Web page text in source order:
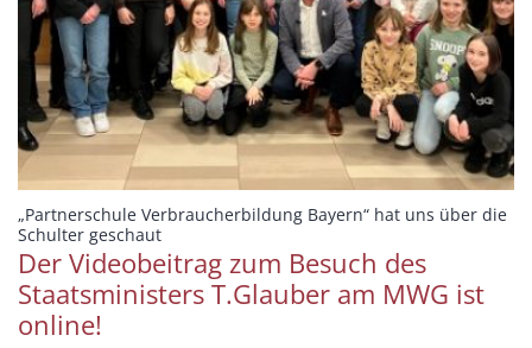
„Partnerschule Verbraucherbildung Bayern“ hat uns über die
Schulter geschaut:
Der Videobeitrag zum Besuch des
Staatsministers T.Glauber am MWG ist
online!